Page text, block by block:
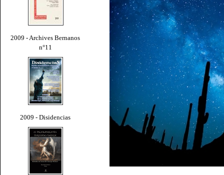
2009 - Archives Bernanos
n°11
2009 - Disidencias